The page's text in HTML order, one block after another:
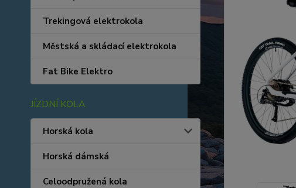
Trekingová elektrokola
Městská a skládací elektrokola
Fat Bike Elektro
JÍZDNÍ KOLA
Horská kola
Horská dámská
Celoodpružená kola